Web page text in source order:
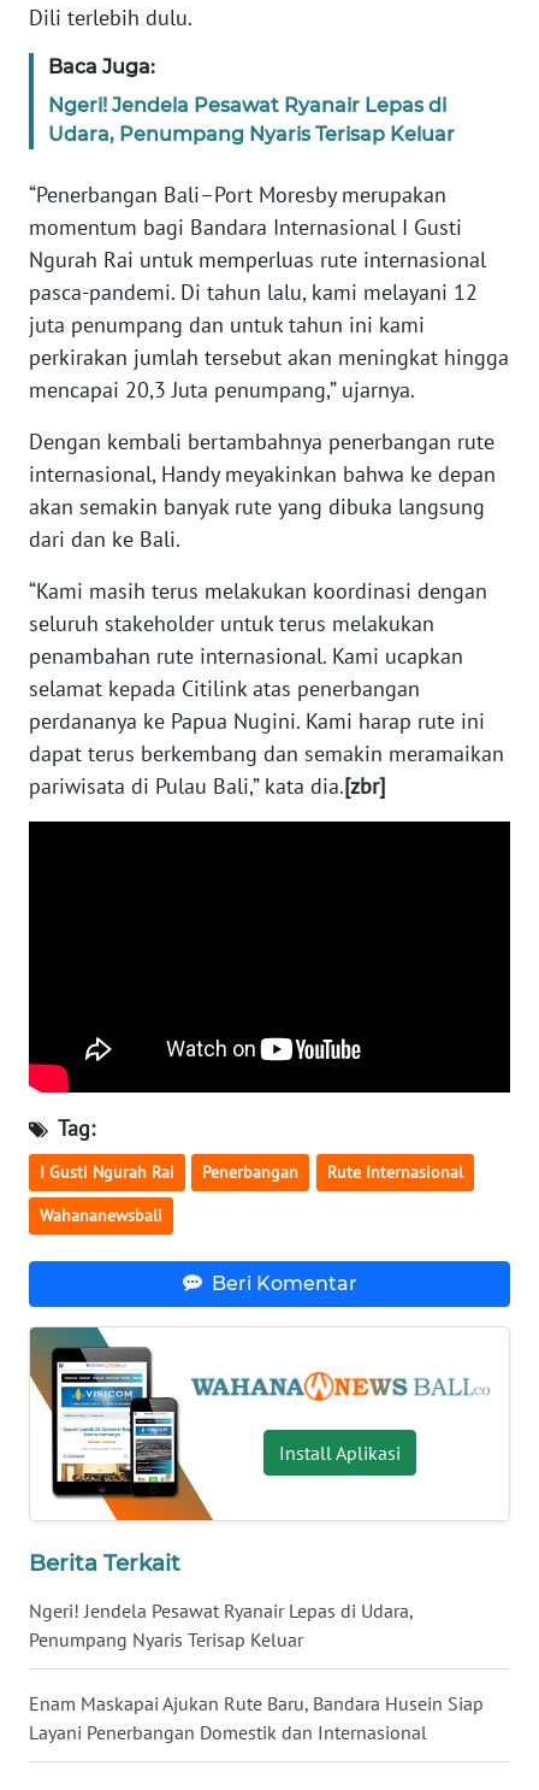
Dili terlebih dulu.
Baca Juga:
Ngeri! Jendela Pesawat Ryanair Lepas di
Udara, Penumpang Nyaris Terisap Keluar
“Penerbangan Bali–Port Moresby merupakan
momentum bagi Bandara Internasional I Gusti
Ngurah Rai untuk memperluas rute internasional
pasca-pandemi. Di tahun lalu, kami melayani 12
juta penumpang dan untuk tahun ini kami
perkirakan jumlah tersebut akan meningkat hingga
mencapai 20,3 Juta penumpang,” ujarnya.
Dengan kembali bertambahnya penerbangan rute
internasional, Handy meyakinkan bahwa ke depan
akan semakin banyak rute yang dibuka langsung
dari dan ke Bali.
“Kami masih terus melakukan koordinasi dengan
seluruh stakeholder untuk terus melakukan
penambahan rute internasional. Kami ucapkan
selamat kepada Citilink atas penerbangan
perdananya ke Papua Nugini. Kami harap rute ini
dapat terus berkembang dan semakin meramaikan
pariwisata di Pulau Bali,” kata dia.[zbr]
Tag:
I Gusti Ngurah Rai Penerbangan Rute Internasional
Wahananewsbali
Beri Komentar
Install Aplikasi
Berita Terkait
Ngeri! Jendela Pesawat Ryanair Lepas di Udara,
Penumpang Nyaris Terisap Keluar
Enam Maskapai Ajukan Rute Baru, Bandara Husein Siap
Layani Penerbangan Domestik dan Internasional
PAPUA
WN
SERAMBI
WN
JAMBI
SULTRA
WN
NTB
WN
SULTENG
WN
SULBAR
WN
BABEL
WN
BENGKULU
WN
LAMPUNG
WN
WN
NUSANTARA
WN
JOGJA
WN
WN
BALI
WN